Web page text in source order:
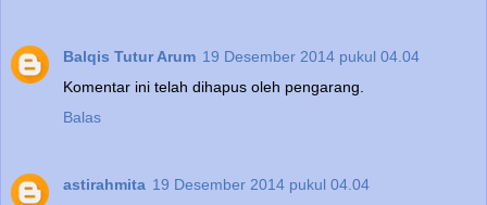
Balqis Tutur Arum 19 Desember 2014 pukul 04.04
Komentar ini telah dihapus oleh pengarang.
Balas
astirahmita 19 Desember 2014 pukul 04.04